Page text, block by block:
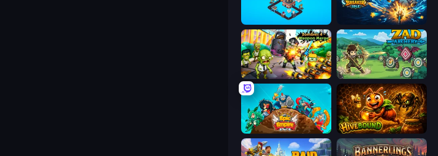
Factory Industrial Monster Breaker Idle
Zombies 4 Weapon Merge Zad Archery - Demo
Epic Empire: Tower Defense Hivebound